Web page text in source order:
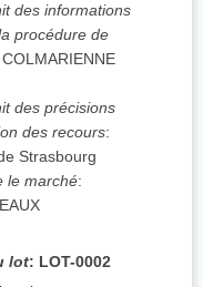
des informations
procédure de
COLMARIENNE
des précisions
des recours:
Strasbourg
le marché:
lot: LOT-0002